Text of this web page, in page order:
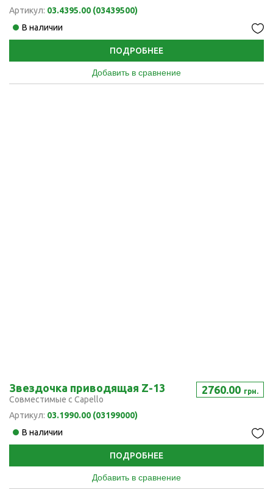
Артикул: 03.4395.00 (03439500)
В наличии
ПОДРОБНЕЕ
Добавить в сравнение
Звездочка приводящая Z-13
Совместимые с Capello
Артикул: 03.1990.00 (03199000)
2760.00 грн.
В наличии
ПОДРОБНЕЕ
Добавить в сравнение